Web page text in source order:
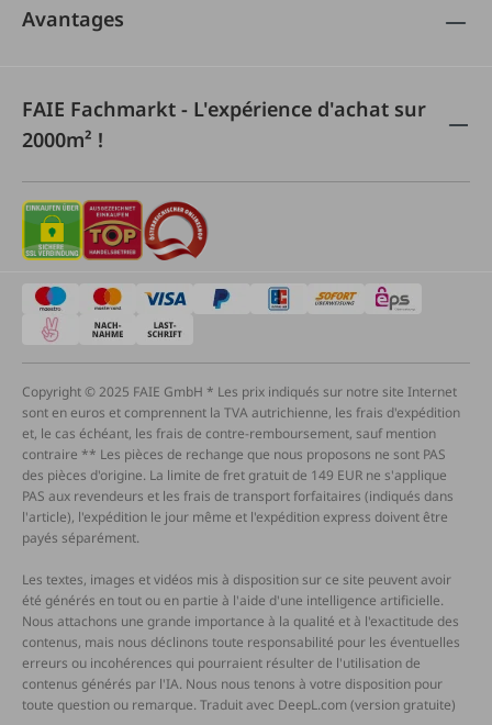
Avantages
FAIE Fachmarkt - L'expérience d'achat sur
2000m² !
Copyright © 2025 FAIE GmbH * Les prix indiqués sur notre site Internet
sont en euros et comprennent la TVA autrichienne, les frais d'expédition
et, le cas échéant, les frais de contre-remboursement, sauf mention
contraire ** Les pièces de rechange que nous proposons ne sont PAS
des pièces d'origine. La limite de fret gratuit de 149 EUR ne s'applique
PAS aux revendeurs et les frais de transport forfaitaires (indiqués dans
l'article), l'expédition le jour même et l'expédition express doivent être
payés séparément.
Les textes, images et vidéos mis à disposition sur ce site peuvent avoir
été générés en tout ou en partie à l'aide d'une intelligence artificielle.
Nous attachons une grande importance à la qualité et à l'exactitude des
contenus, mais nous déclinons toute responsabilité pour les éventuelles
erreurs ou incohérences qui pourraient résulter de l'utilisation de
contenus générés par l'IA. Nous nous tenons à votre disposition pour
toute question ou remarque. Traduit avec DeepL.com (version gratuite)